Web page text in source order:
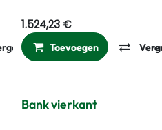
Toevoegen aan
1.524,23€
Toevoegen
Bank vierkant